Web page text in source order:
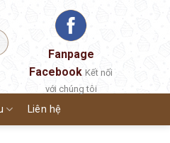
Fanpage
Facebook Kết nối
với chúng tôi
Liên hệ